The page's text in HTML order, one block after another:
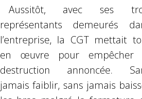
Aussitôt, avec ses
représentants demeurés
l’entreprise, la CGT mettait
en œuvre pour empêcher
destruction annoncée.
jamais faiblir, sans jamais